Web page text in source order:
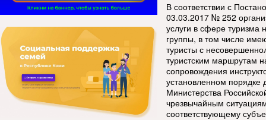
В соответствии с
03.03.2017 № 252
услуги в сфере туризма
группы, в том числе
туристы с
туристским маршрутам
сопровождения
установленном
Министерства
чрезвычайным
соответствующему